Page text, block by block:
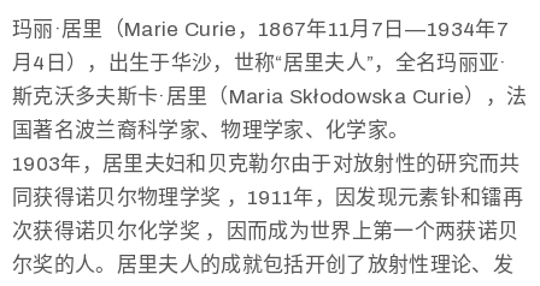
玛丽·居里（Marie Curie，1867年11月7日—1934年7
月4日），出生于华沙，世称“居里夫人”，全名玛丽亚·
斯克沃多夫斯卡·居里（Maria Skłodowska Curie），法
国著名波兰裔科学家、物理学家、化学家。
1903年，居里夫妇和贝克勒尔由于对放射性的研究而共
同获得诺贝尔物理学奖 ，1911年，因发现元素钋和镭再
次获得诺贝尔化学奖 ，因而成为世界上第一个两获诺贝
尔奖的人。居里夫人的成就包括开创了放射性理论、发